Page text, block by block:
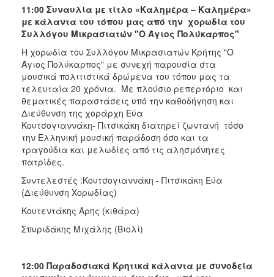
11:00 Συναυλία με τίτλο «Καλημέρα – Καλημέρα»
με κάλαντα του τόπου μας από την χορωδία του
Συλλόγου Μικρασιατών "Ο Άγιος Πολύκαρπος"
Η χορωδία του Συλλόγου Μικρασιατών Κρήτης "Ο
Άγιος Πολύκαρπος" με συνεχή παρουσία στα
μουσικά πολιτιστικά δρώμενα του τόπου μας τα
τελευταία 20 χρόνια. Με πλούσιο ρεπερτόριο και
θεματικές παραστάσεις υπό την καθοδήγηση και
Διεύθυνση της χοράρχη Εύα
Κουτσογιαννάκη- Πιτσικάκη διατηρεί ζωντανή τόσο
την Ελληνική μουσική παράδοση όσο και τα
τραγούδια και μελωδίες από τις αλησμόνητες
πατρίδες.
Συντελεστές :Κουτσογιαννάκη - Πιτσικάκη Εύα
(Διεύθυνση Χορωδίας)
Κουτεντάκης Άρης (κιθάρα)
Σπυριδάκης Μιχάλης (Βιολί)
12:00 Παραδοσιακά Κρητικά κάλαντα με συνοδεία